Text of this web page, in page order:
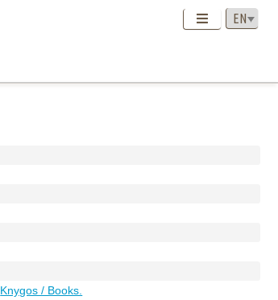
Knygos / Books.